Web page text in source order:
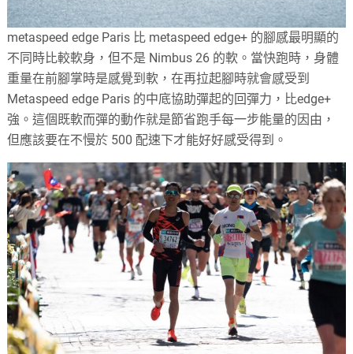
metaspeed edge Paris 比 metaspeed edge+ 的腳感最明顯的
不同時比較軟身，但不是 Nimbus 26 的軟。當快跑時，身體
重量在前腳掌時是感覺到軟，在再拉起腳時就會感受到
Metaspeed edge Paris 的中底協助彈起的回彈力，比edge+
強。這個既軟而彈的動作就是節省跑手每一步能量的因由，
但應該要在不慢於 500 配速下才能好好感受得到。